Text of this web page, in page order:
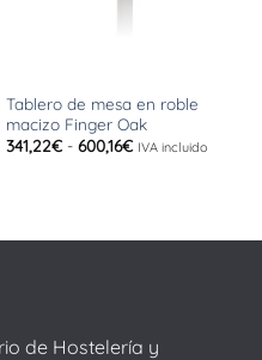
Tablero de mesa en roble
macizo Finger Oak
341,22€ - 600,16€Rango
600,16€
IVA incluido
de Hostelería y